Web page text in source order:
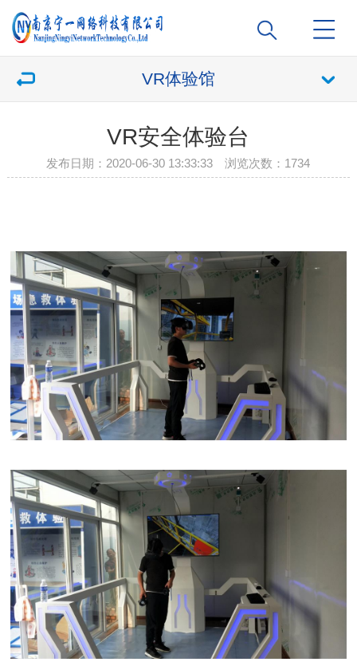
VR体验馆
VR安全体验台
发布日期：2020-06-30 13:33:33 浏览次数： 1734